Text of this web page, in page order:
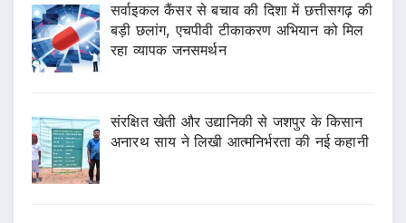
सर्वाइकल कैंसर से बचाव की दिशा में छत्तीसगढ़ की
बड़ी छलांग, एचपीवी टीकाकरण अभियान को मिल
रहा व्यापक जनसमर्थन
संरक्षित खेती और उद्यानिकी से जशपुर के किसान
अनारथ साय ने लिखी आत्मनिर्भरता की नई कहानी